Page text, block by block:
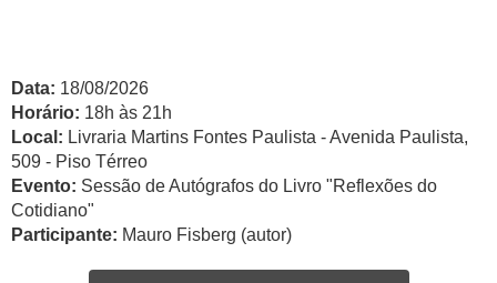
Data: 18/08/2026
Horário: 18h às 21h
Local: Livraria Martins Fontes Paulista - Avenida Paulista,
509 - Piso Térreo
Evento: Sessão de Autógrafos do Livro "Reflexões do
Cotidiano"
Participante: Mauro Fisberg (autor)